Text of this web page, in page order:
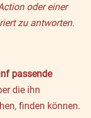
oder einer
zu antworten.
passende
die ihn
finden können.